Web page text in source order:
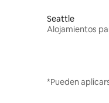
Seattle
*Pueden